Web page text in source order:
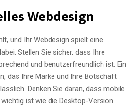
Webdesign
und Ihr Webdesign spielt eine
Stellen Sie sicher, dass Ihre
und benutzerfreundlich ist. Ein
das Ihre Marke und Ihre Botschaft
Denken Sie daran, dass mobile
ist wie die Desktop-Version.